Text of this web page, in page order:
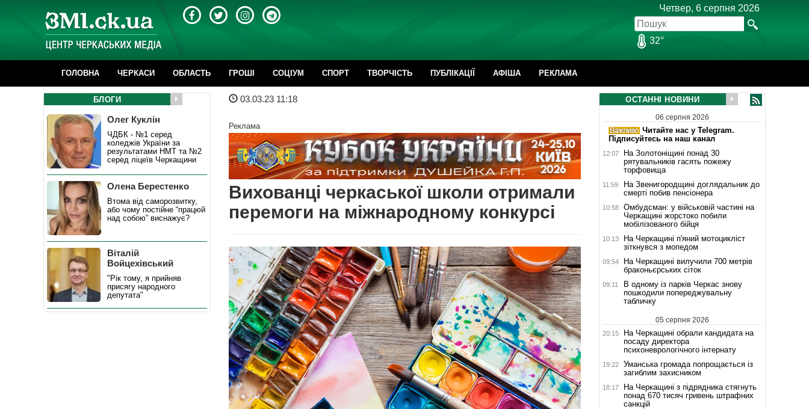
Четвер, 6 серпня 2026
32°
ГОЛОВНА ЧЕРКАСИ ОБЛАСТЬ ГРОШІ CОЦІУМ СПОРТ ТВОРЧІСТЬ ПУБЛІКАЦІЇ АФІША РЕКЛАМА
03.03.23 11:18
Реклама
Вихованці черкаської школи отримали
перемоги на міжнародному конкурсі
БЛОГИ
Олег Куклін
ЧДБК - №1 серед
коледжів України за
результатами НМТ та №2
серед ліцеїв Черкащини
Олена Берестенко
Втома від саморозвитку,
або чому постійне “працюй
над собою” виснажує?
Віталій
Войцехівський
"Рік тому, я прийняв
присягу народного
депутата"
ОСТАННІ НОВИНИ
06 серпня 2026
Читайте нас у Telegram.
Підписуйтесь на наш канал
12:07
На Золотоніщині понад 30
рятувальників гасять пожежу
торфовища
11:59
На Звенигородщині доглядальник до
смерті побив пенсіонера
10:58
Омбудсман: у військовій частині на
Черкащині жорстоко побили
мобілізованого бійця
10:13
На Черкащині п'яний мотоцикліст
зіткнувся з мопедом
09:54
На Черкащині вилучили 700 метрів
браконьєрських сіток
09:11
В одному із парків Черкас знову
пошкодили попереджувальну
табличку
05 серпня 2026
20:15
На Черкащині обрали кандидата на
посаду директора
психоневрологічного інтернату
19:22
Уманська громада попрощається із
загиблим захисником
18:17
На Черкащині з підрядника стягнуть
понад 670 тисяч гривень штрафних
санкцій